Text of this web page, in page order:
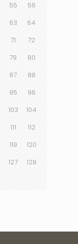
55
56
63
64
71
72
79
80
87
88
95
96
103
104
111
112
119
120
127
128